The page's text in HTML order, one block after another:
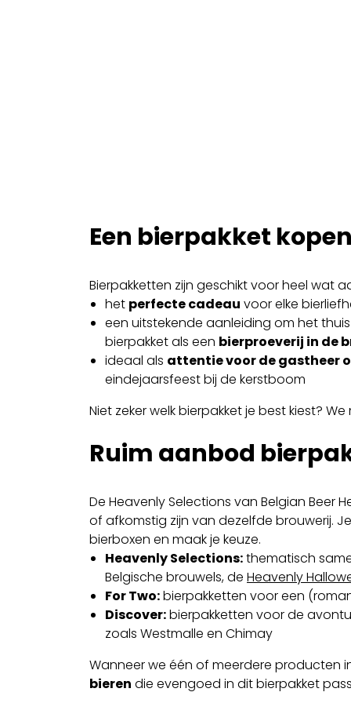
Een bierpakket
Bierpakketten zijn geschikt voor heel wat
het perfecte cadeau voor elke
een uitstekende aanleiding om het
bierpakket als een bierproeverij in de
ideaal als attentie voor de gastheer
eindejaarsfeest bij de kerstboom
Niet zeker welk bierpakket je best kiest?
Ruim aanbod
De Heavenly Selections van Belgian Beer
of afkomstig zijn van dezelfde brouwerij.
bierboxen en maak je keuze.
Heavenly Selections:thematisch
Belgische brouwels, de Heavenly
For Two:bierpakketten voor een
Discover:bierpakketten voor de
zoals Westmalle en Chimay
Wanneer we één of meerdere producten
bieren die evengoed in dit bierpakket